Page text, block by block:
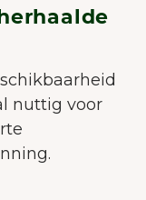
nuttig voor